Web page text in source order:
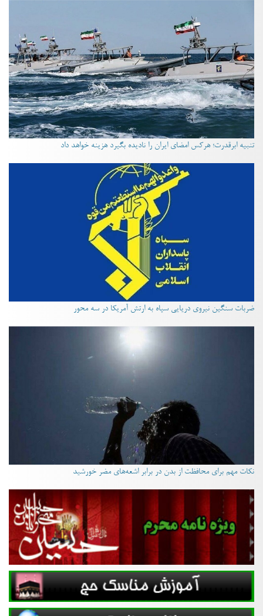
تنبیه ابرقدرت؛ هرکس امضای ایران را نادیده بگیرد هزینه خواهد داد
ضربات سنگین نیروی دریایی سپاه به ارتش آمریکا در سه محور
نکات مهم برای محافظت از بدن در برابر اشعه‌های مضر خورشید